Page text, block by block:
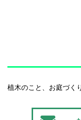
植木のこと、お庭づく